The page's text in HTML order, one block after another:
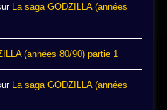
La saga GODZILLA (années
(années 80/90) partie 1
La saga GODZILLA (années